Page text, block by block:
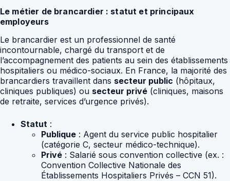
Le métier de brancardier : statut et principaux
employeurs
Le brancardier est un professionnel de santé
incontournable, chargé du transport et de
l’accompagnement des patients au sein des établissements
hospitaliers ou médico-sociaux. En France, la majorité des
brancardiers travaillent dans secteur public (hôpitaux,
cliniques publiques) ou secteur privé (cliniques, maisons
de retraite, services d’urgence privés).
Statut :
Publique : Agent du service public hospitalier
(catégorie C, secteur médico-technique).
Privé : Salarié sous convention collective (ex. :
Convention Collective Nationale des
Établissements Hospitaliers Privés – CCN 51).